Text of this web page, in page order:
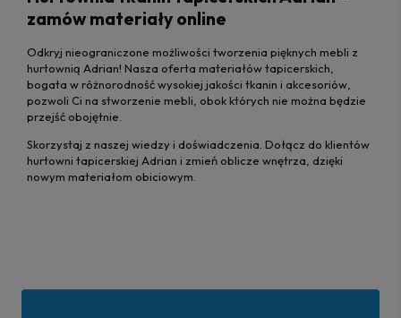
zamów materiały online
Odkryj nieograniczone możliwości tworzenia pięknych mebli z
hurtownią Adrian! Nasza oferta materiałów tapicerskich,
bogata w różnorodność wysokiej jakości tkanin i akcesoriów,
pozwoli Ci na stworzenie mebli, obok których nie można będzie
przejść obojętnie.
Skorzystaj z naszej wiedzy i doświadczenia. Dołącz do klientów
hurtowni tapicerskiej Adrian i zmień oblicze wnętrza, dzięki
nowym materiałom obiciowym.